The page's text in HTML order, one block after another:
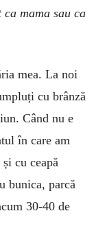
mama sau ca
mea. La noi
cu brânză
Când nu e
în care am
cu ceapă
bunica, parcă
30-40 de